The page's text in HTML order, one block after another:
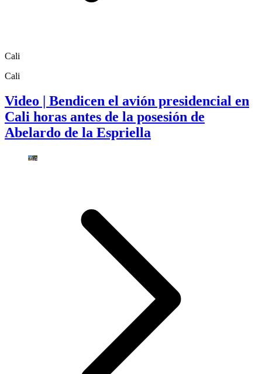
Cali
Cali
Video | Bendicen el avión presidencial en
Cali horas antes de la posesión de
Abelardo de la Espriella